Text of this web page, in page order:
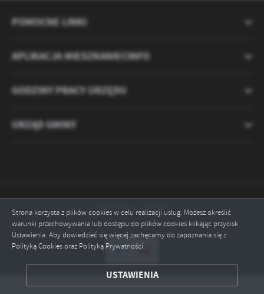
Strona korzysta z plików cookies w celu realizacji usług. Możesz określić
warunki przechowywania lub dostępu do plików cookies klikając przycisk
Ustawienia. Aby dowiedzieć się więcej zachęcamy do zapoznania się z
Polityką Cookies oraz Polityką Prywatności.
USTAWIENIA
ODRZUĆ WSZYSTKIE
POMOCNE LINKI
APLIKACJA MIESZKANIECINFO
GODZINY PRACY URZĘDU
URZĄD GMINY
Odwiedzin: 2121257
Online: 1